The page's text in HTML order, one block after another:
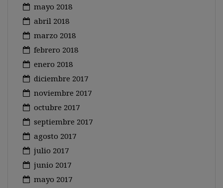
mayo 2018
abril 2018
marzo 2018
febrero 2018
enero 2018
diciembre 2017
noviembre 2017
octubre 2017
septiembre 2017
agosto 2017
julio 2017
junio 2017
mayo 2017